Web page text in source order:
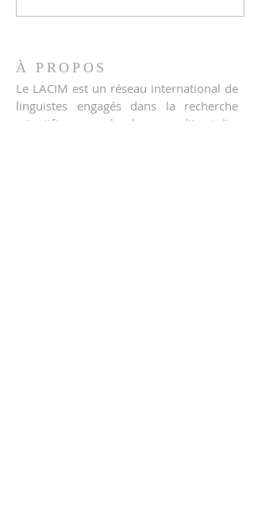
À PROPOS
Le LACIM est un réseau international de
linguistes engagés dans la recherche
scientifique sur les langues d'Anatolie,